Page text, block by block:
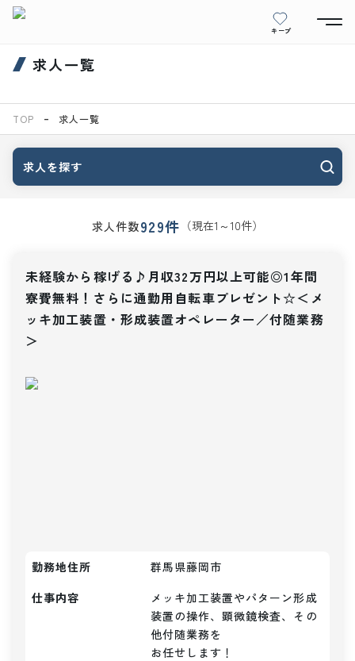
キープ
求人一覧
TOP 求人一覧
求人を探す
求人件数929件 （現在1 ～10件）
未経験から稼げる♪月収32万円以上可能◎1年間
寮費無料！さらに通勤用自転車プレゼント☆＜メ
ッキ加工装置・形成装置オペレーター／付随業務
＞
勤務地住所
群馬県藤岡市
仕事内容
メッキ加工装置やパターン形成
装置の操作、顕微鏡検査、その
他付随業務を
お任せします！